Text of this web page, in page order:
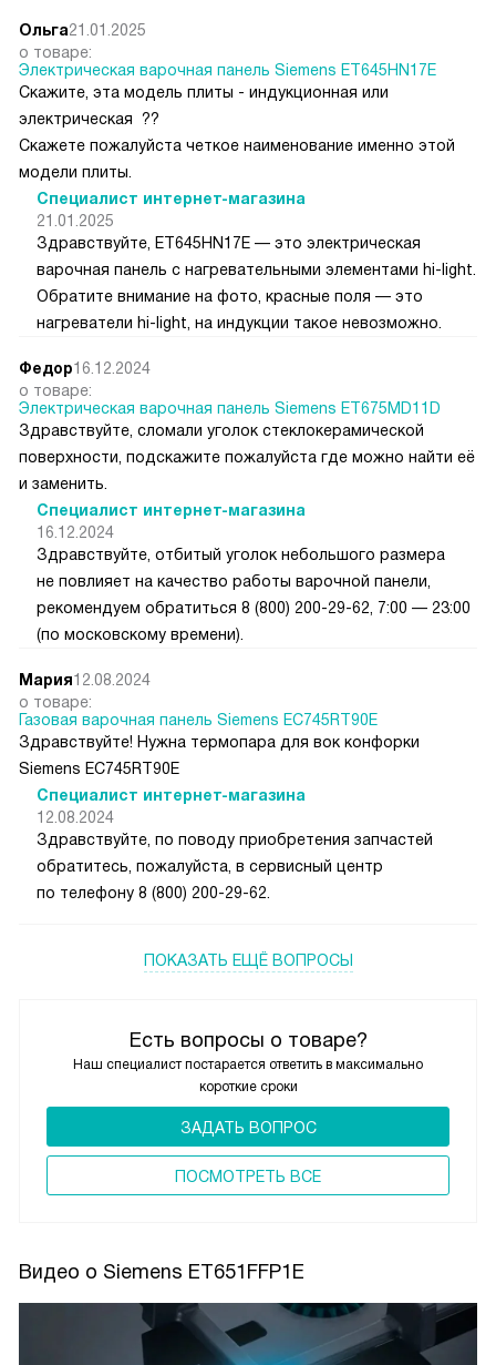
Есть вопросы о товаре?
Наш специалист постарается ответить в максимально
короткие сроки
ЗАДАТЬ ВОПРОС
ПОCМОТРЕТЬ ВСЕ
Ольга21.01.2025
о товаре:
Электрическая варочная панель Siemens ET645HN17E
Скажите, эта модель плиты - индукционная или
электрическая ??
Скажете пожалуйста четкое наименование именно этой
модели плиты.
Специалист интернет-магазина
21.01.2025
Здравствуйте, ET645HN17E — это электрическая
варочная панель с нагревательными элементами hi-light.
Обратите внимание на фото, красные поля — это
нагреватели hi-light, на индукции такое невозможно.
Федор16.12.2024
о товаре:
Электрическая варочная панель Siemens ET675MD11D
Здравствуйте, сломали уголок стеклокерамической
поверхности, подскажите пожалуйста где можно найти её
и заменить.
Специалист интернет-магазина
16.12.2024
Здравствуйте, отбитый уголок небольшого размера
не повлияет на качество работы варочной панели,
рекомендуем обратиться 8 (800) 200-29-62, 7:00 — 23:00
(по московскому времени).
Мария12.08.2024
о товаре:
Газовая варочная панель Siemens EC745RT90E
Здравствуйте! Нужна термопара для вок конфорки
Siemens EC745RT90E
Специалист интернет-магазина
12.08.2024
Здравствуйте, по поводу приобретения запчастей
обратитесь, пожалуйста, в сервисный центр
по телефону 8 (800) 200-29-62.
ПОКАЗАТЬ ЕЩЁ ВОПРОСЫ
Видео о Siemens ET651FFP1E